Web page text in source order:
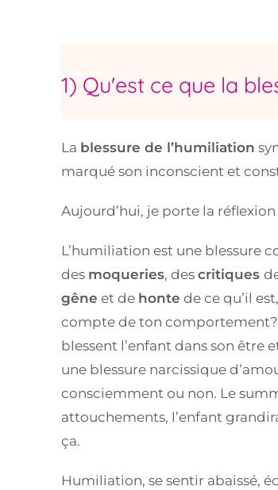
1) Qu'est ce que la
La blessure de l’humiliation
marqué son inconscient et
Aujourd’hui, je porte la réflexion
L’humiliation est une blessure
des moqueries, descritiques
gêne et de honte de ce qu’il
compte de ton comportement?
blessent l’enfant dans son être
une blessure narcissique
consciemment ou non. Le
attouchements, l’enfant
ça.
Humiliation, se sentir abaissé,